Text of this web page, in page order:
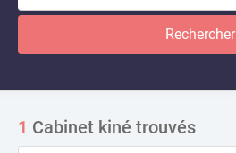
Rechercher
1 Cabinet kiné trouvés